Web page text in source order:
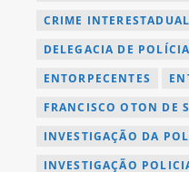
CRIME INTERESTADUAL
DELEGACIA DE
ENTORPECENTES
FRANCISCO OTON DE
INVESTIGAÇÃO DA
INVESTIGAÇÃO